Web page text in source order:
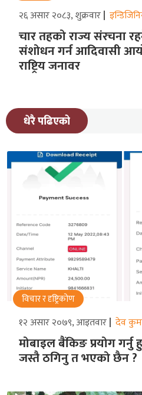
२६ असार २०८३, शुक्रवार
चार तहको राज्य संरचना
संशोधन गर्न आदिवासी
राष्ट्रिय जनावर
धेरै पढिएको
विचार र दृष्ट्रिकोण
१२ असार २०७९, आइतवार देव
मोबाइल बैंकिङ प्रयोग
जस्तै ठगिनु त भएको छैन ?